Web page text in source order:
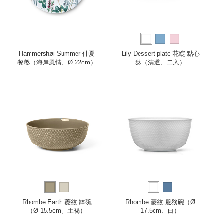
Hammershøi Summer 仲夏
餐盤（海岸風情、Ø 22cm）
Lily Dessert plate 花綻 點心
盤（清透、二入）
Rhombe Earth 菱紋 缽碗
（Ø 15.5cm、土褐）
Rhombe 菱紋 服務碗（Ø
17.5cm、白）